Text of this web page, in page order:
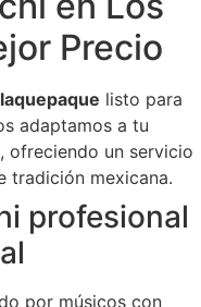
Precio
listo para
adaptamos a tu
ofreciendo un servicio
tradición mexicana.
profesional
por músicos con